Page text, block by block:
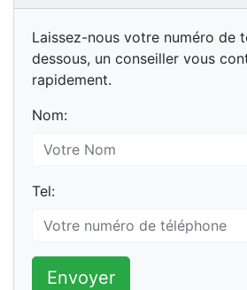
Laissez-nous votre numéro de
dessous, un conseiller vous
rapidement.
Nom:
Tel:
Envoyer